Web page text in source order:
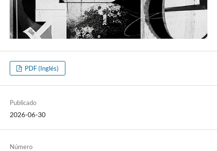
PDF (Inglés)
Publicado
2026-06-30
Número